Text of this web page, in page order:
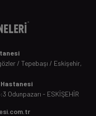
/ Tepebaşı / Eskişehir,
Odunpazarı - ESKİŞEHİR